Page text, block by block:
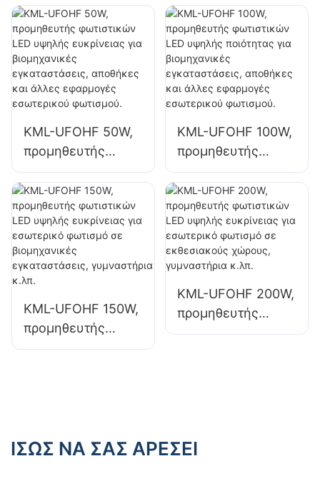
για εσωτερικούς
χώρους, όπως
βιομηχανικά
εργοστάσια και
αποθήκες.
ευκρίνειας για
εσωτερικούς
χώρους, όπως
βιομηχανικά
εργοστάσια και
αποθήκες.
KML-UFOHF 50W,
προμηθευτής
φωτιστικών LED
υψηλής ευκρίνειας
για βιομηχανικές
εγκαταστάσεις,
αποθήκες και
άλλες εφαρμογές
εσωτερικού
φωτισμού.
KML-UFOHF 100W,
προμηθευτής
φωτιστικών LED
υψηλής ποιότητας
για βιομηχανικές
εγκαταστάσεις,
αποθήκες και
άλλες εφαρμογές
εσωτερικού
φωτισμού.
KML-UFOHF 150W,
προμηθευτής
φωτιστικών LED
εγκαταστάσεις,
KML-UFOHF 200W,
προμηθευτής
φωτιστικών LED
γυμναστήρια κ.λπ.
ΊΣΩΣ ΝΑ ΣΑΣ ΑΡΈΣΕΙ